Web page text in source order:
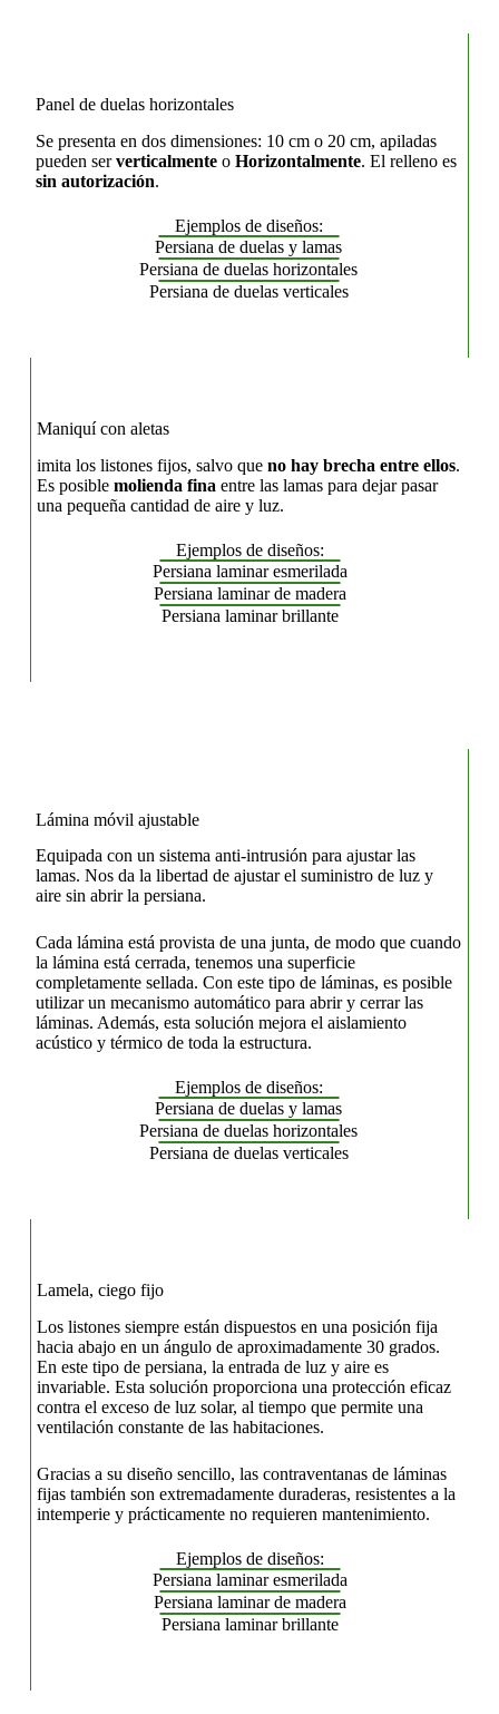
Panel de duelas horizontales
Se presenta en dos dimensiones: 10 cm o 20 cm, apiladas
pueden serverticalmenteo Horizontalmente. El relleno es
sin autorización.
Ejemplos de diseños:
Persiana de duelas y lamas
Persiana de duelas horizontales
Persiana de duelas verticales
Maniquí con aletas
imita los listones fijos, salvo que no hay brecha entre ellos.
Es posible molienda fina entre las lamas para dejar pasar
una pequeña cantidad de aire y luz.
Ejemplos de diseños:
Persiana laminar esmerilada
Persiana laminar de madera
Persiana laminar brillante
Lámina móvil ajustable
Equipada con un sistema anti-intrusión para ajustar las
lamas. Nos da la libertad de ajustar el suministro de luz y
aire sin abrir la persiana.
Cada lámina está provista de una junta, de modo que cuando
la lámina está cerrada, tenemos una superficie
completamente sellada. Con este tipo de láminas, es posible
utilizar un mecanismo automático para abrir y cerrar las
láminas. Además, esta solución mejora el aislamiento
acústico y térmico de toda la estructura.
Ejemplos de diseños:
Persiana de duelas y lamas
Persiana de duelas horizontales
Persiana de duelas verticales
Lamela, ciego fijo
Los listones siempre están dispuestos en una posición fija
hacia abajo en un ángulo de aproximadamente 30 grados.
En este tipo de persiana, la entrada de luz y aire es
invariable. Esta solución proporciona una protección eficaz
contra el exceso de luz solar, al tiempo que permite una
ventilación constante de las habitaciones.
Gracias a su diseño sencillo, las contraventanas de láminas
fijas también son extremadamente duraderas, resistentes a la
intemperie y prácticamente no requieren mantenimiento.
Ejemplos de diseños:
Persiana laminar esmerilada
Persiana laminar de madera
Persiana laminar brillante